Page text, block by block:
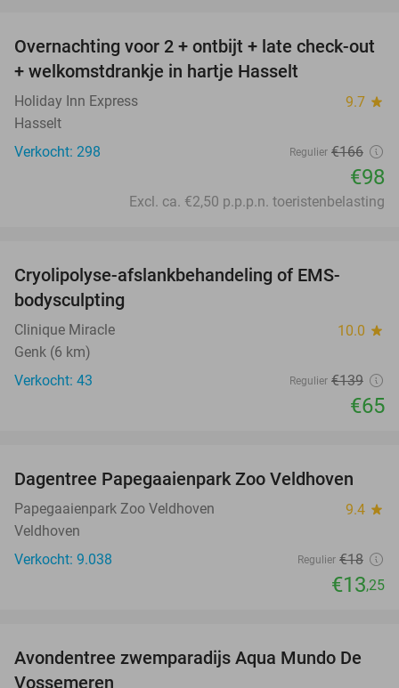
41%
Overnachting voor 2 + ontbijt + late check-out
+ welkomstdrankje in hartje Hasselt
Holiday Inn Express 9.7 star
Hasselt
Verkocht: 298
Regulier €166
€98
Excl. ca. €2,50 p.p.p.n. toeristenbelasting
Cryolipolyse-afslankbehandeling of EMS-
bodysculpting
Clinique Miracle 10.0 star
Genk (6 km)
Verkocht: 43
Regulier €139
€65
26%
Dagentree Papegaaienpark Zoo Veldhoven
Papegaaienpark Zoo Veldhoven 9.4 star
Veldhoven
Verkocht: 9.038
Regulier €18
€13,25
15%
Avondentree zwemparadijs Aqua Mundo De
Vossemeren